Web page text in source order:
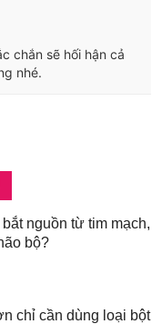
chắn sẽ hối hận cả
nhé.
nguồn từ tim mạch,
bộ?
chỉ cần dùng loại bột